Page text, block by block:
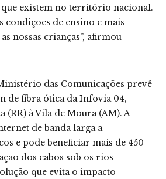
que existem no território nacional.
condições de ensino e mais
nossas crianças”, afirmou
das Comunicações prevê
de fibra ótica da Infovia 04,
(RR) à Vila de Moura (AM). A
de banda larga a
e pode beneficiar mais de 450
dos cabos sob os rios
que evita o impacto